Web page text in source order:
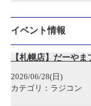
広島アルパーク店 開
2022/12/19
神戸三宮店開店のお知
イベント情報
【札幌店】だーや
2026/06/28(日)
カテゴリ：ラジコン